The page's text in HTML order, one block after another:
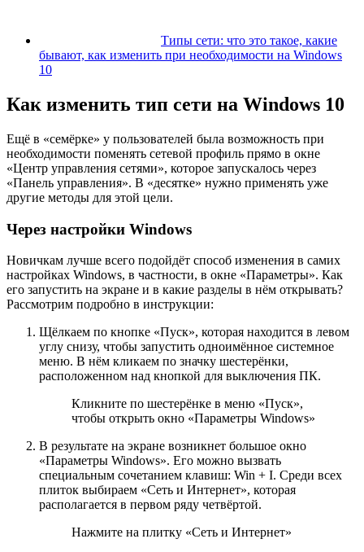
Типы сети: что это такое, какие
бывают, как изменить при необходимости на Windows
10
Как изменить тип сети на Windows 10
Ещё в «семёрке» у пользователей была возможность при
необходимости поменять сетевой профиль прямо в окне
«Центр управления сетями», которое запускалось через
«Панель управления». В «десятке» нужно применять уже
другие методы для этой цели.
Через настройки Windows
Новичкам лучше всего подойдёт способ изменения в самих
настройках Windows, в частности, в окне «Параметры». Как
его запустить на экране и в какие разделы в нём открывать?
Рассмотрим подробно в инструкции:
Щёлкаем по кнопке «Пуск», которая находится в левом
углу снизу, чтобы запустить одноимённое системное
меню. В нём кликаем по значку шестерёнки,
расположенном над кнопкой для выключения ПК.
Кликните по шестерёнке в меню «Пуск»,
чтобы открыть окно «Параметры Windows»
В результате на экране возникнет большое окно
«Параметры Windows». Его можно вызвать
специальным сочетанием клавиш: Win + I. Среди всех
плиток выбираем «Сеть и Интернет», которая
располагается в первом ряду четвёртой.
Нажмите на плитку «Сеть и Интернет»